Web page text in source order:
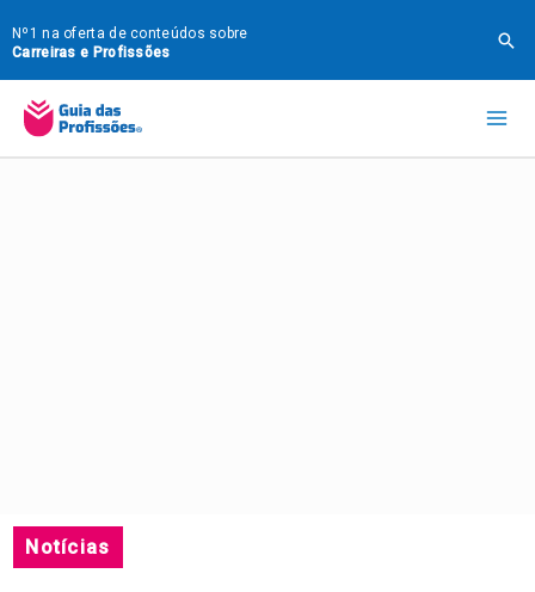
para
o
conteúdo
Nº1 na oferta de conteúdos sobre
Carreiras e Profissões
Notícias